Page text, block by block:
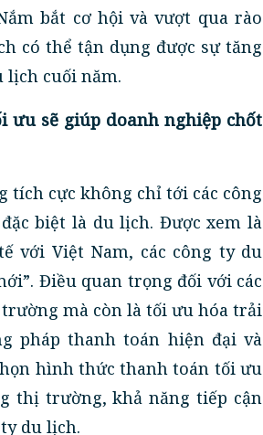
bắt cơ hội và vượt qua rào
có thể tận dụng được sự tăng
lịch cuối năm.
ưu sẽ giúp doanh nghiệp chốt
tích cực không chỉ tới các công
biệt là du lịch. Được xem là
với Việt Nam, các công ty du
Điều quan trọng đối với các
mà còn là tối ưu hóa trải
pháp thanh toán hiện đại và
hình thức thanh toán tối ưu
thị trường, khả năng tiếp cận
du lịch.